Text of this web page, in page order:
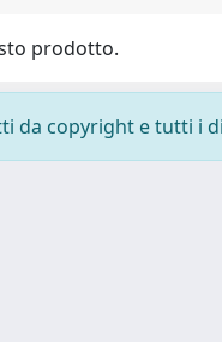
prodotto.
da copyright e tutti i